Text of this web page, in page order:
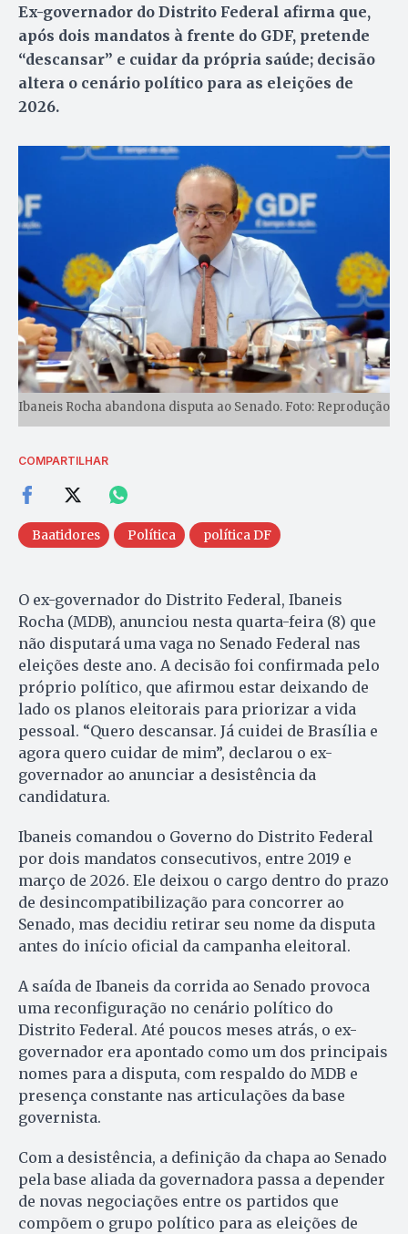
Ex-governador do Distrito Federal afirma que,
após dois mandatos à frente do GDF, pretende
“descansar” e cuidar da própria saúde; decisão
altera o cenário político para as eleições de
2026.
Ibaneis Rocha abandona disputa ao Senado. Foto: Reprodução
COMPARTILHAR
Baatidores Política política DF
O ex-governador do Distrito Federal, Ibaneis
Rocha (MDB), anunciou nesta quarta-feira (8) que
não disputará uma vaga no Senado Federal nas
eleições deste ano. A decisão foi confirmada pelo
próprio político, que afirmou estar deixando de
lado os planos eleitorais para priorizar a vida
pessoal. “Quero descansar. Já cuidei de Brasília e
agora quero cuidar de mim”, declarou o ex-
governador ao anunciar a desistência da
candidatura.
Ibaneis comandou o Governo do Distrito Federal
por dois mandatos consecutivos, entre 2019 e
março de 2026. Ele deixou o cargo dentro do prazo
de desincompatibilização para concorrer ao
Senado, mas decidiu retirar seu nome da disputa
antes do início oficial da campanha eleitoral.
A saída de Ibaneis da corrida ao Senado provoca
uma reconfiguração no cenário político do
Distrito Federal. Até poucos meses atrás, o ex-
governador era apontado como um dos principais
nomes para a disputa, com respaldo do MDB e
presença constante nas articulações da base
governista.
Com a desistência, a definição da chapa ao Senado
pela base aliada da governadora passa a depender
de novas negociações entre os partidos que
compõem o grupo político para as eleições de